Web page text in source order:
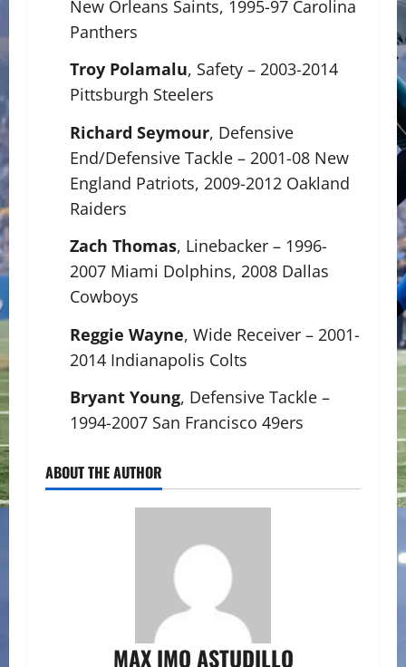
New Orleans Saints, 1995-97 Carolina
Panthers
Troy Polamalu, Safety – 2003-2014
Pittsburgh Steelers
Richard Seymour, Defensive
End/Defensive Tackle – 2001-08 New
England Patriots, 2009-2012 Oakland
Raiders
Zach Thomas, Linebacker – 1996-
2007 Miami Dolphins, 2008 Dallas
Cowboys
Reggie Wayne, Wide Receiver – 2001-
2014 Indianapolis Colts
Bryant Young, Defensive Tackle –
1994-2007 San Francisco 49ers
ABOUT THE AUTHOR
MAX IMO ASTUDILLO